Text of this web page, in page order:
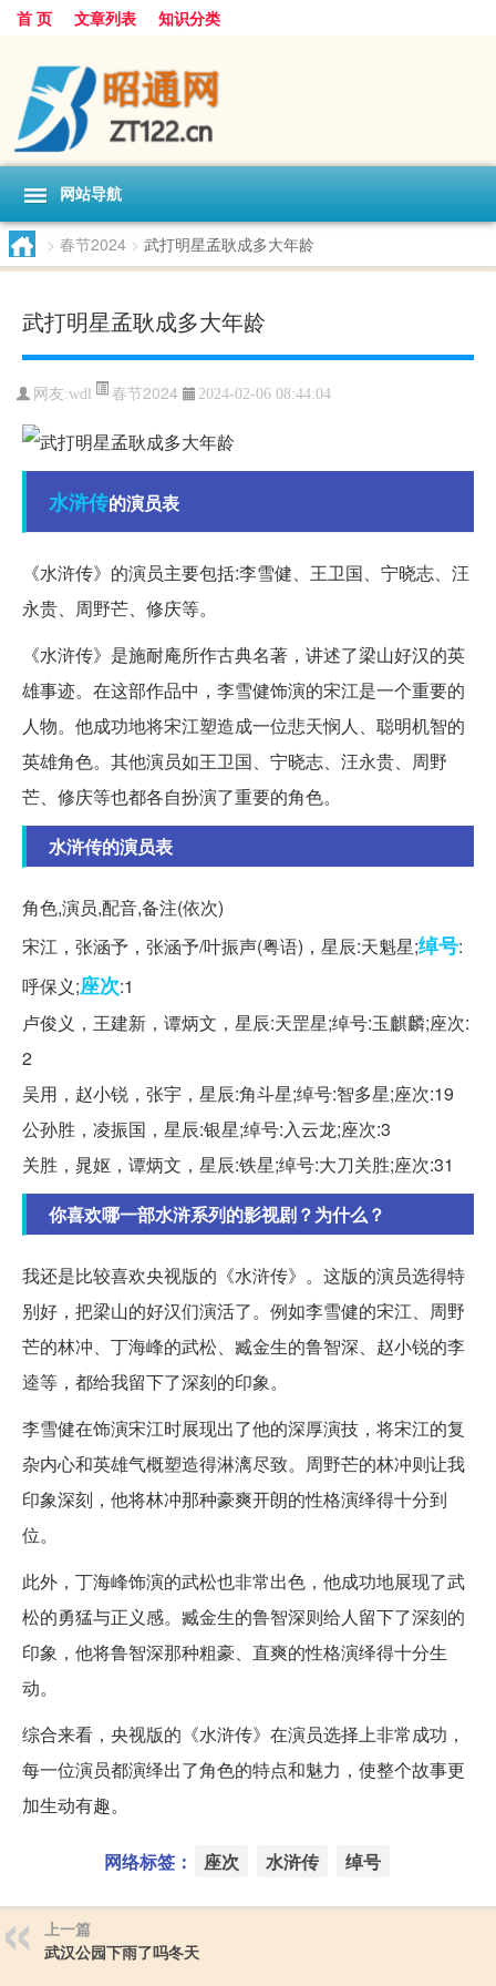
首 页 文章列表 知识分类
网站导航
> 春节2024 > 武打明星孟耿成多大年龄
武打明星孟耿成多大年龄
网友:wdl 春节2024 2024-02-06 08:44:04
水浒传的演员表
《水浒传》的演员主要包括:李雪健、王卫国、宁晓志、汪
永贵、周野芒、修庆等。
《水浒传》是施耐庵所作古典名著，讲述了梁山好汉的英
雄事迹。在这部作品中，李雪健饰演的宋江是一个重要的
人物。他成功地将宋江塑造成一位悲天悯人、聪明机智的
英雄角色。其他演员如王卫国、宁晓志、汪永贵、周野
芒、修庆等也都各自扮演了重要的角色。
水浒传的演员表
角色,演员,配音,备注(依次)
宋江，张涵予，张涵予/叶振声(粤语)，星辰:天魁星;绰号:
呼保义;座次:1
卢俊义，王建新，谭炳文，星辰:天罡星;绰号:玉麒麟;座次:
2
吴用，赵小锐，张宇，星辰:角斗星;绰号:智多星;座次:19
公孙胜，凌振国，星辰:银星;绰号:入云龙;座次:3
关胜，晁妪，谭炳文，星辰:铁星;绰号:大刀关胜;座次:31
你喜欢哪一部水浒系列的影视剧？为什么？
我还是比较喜欢央视版的《水浒传》。这版的演员选得特
别好，把梁山的好汉们演活了。例如李雪健的宋江、周野
芒的林冲、丁海峰的武松、臧金生的鲁智深、赵小锐的李
逵等，都给我留下了深刻的印象。
李雪健在饰演宋江时展现出了他的深厚演技，将宋江的复
杂内心和英雄气概塑造得淋漓尽致。周野芒的林冲则让我
印象深刻，他将林冲那种豪爽开朗的性格演绎得十分到
位。
此外，丁海峰饰演的武松也非常出色，他成功地展现了武
松的勇猛与正义感。臧金生的鲁智深则给人留下了深刻的
印象，他将鲁智深那种粗豪、直爽的性格演绎得十分生
动。
综合来看，央视版的《水浒传》在演员选择上非常成功，
每一位演员都演绎出了角色的特点和魅力，使整个故事更
加生动有趣。
网络标签： 座次 水浒传 绰号
上一篇
武汉公园下雨了吗冬天